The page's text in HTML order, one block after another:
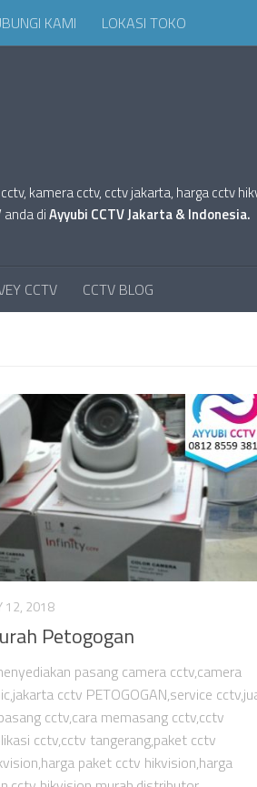
KAMI LOKASI TOKO
kamera cctv, cctv jakarta, harga cctv
diAyyubi CCTV Jakarta & Indonesia.
CCTV CCTV BLOG
12, 2018
Petogogan
pasang camera cctv,camera
cctv PETOGOGAN,service
cctv,cara memasang cctv,cctv
cctv,cctv tangerang,paket cctv
paket cctv hikvision,harga